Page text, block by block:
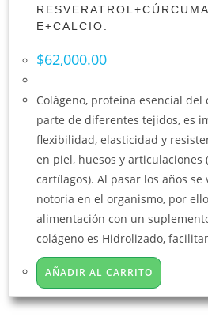
E+CALCIO.
$62,000.00
Colágeno, proteína esencial del
parte de diferentes tejidos, es
flexibilidad, elasticidad y
en piel, huesos y articulaciones
cartílagos). Al pasar los años
notoria en el organismo, por
alimentación con un
colágeno es Hidrolizado,
AÑADIR AL CARRITO